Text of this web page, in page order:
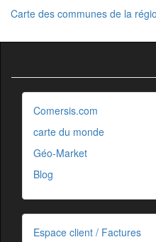
Carte des communes de la
Comersis.com
carte du monde
Géo-Market
Blog
Espace client / Factures